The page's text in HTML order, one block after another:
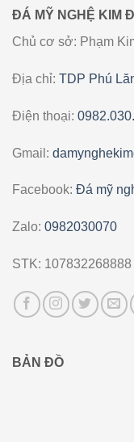
ĐÁ MỸ NGHỆ KIM
Chủ cơ sở: Phạm
Địa chỉ: TDP Phú
Điện thoại:
Gmail:
Facebook: Đá mỹ
Zalo: 0982030070
STK: 107832268888
BẢN ĐỒ